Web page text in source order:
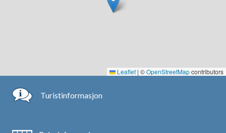
Leaflet | ©OpenStreetMapcontributors
Turistinformasjon